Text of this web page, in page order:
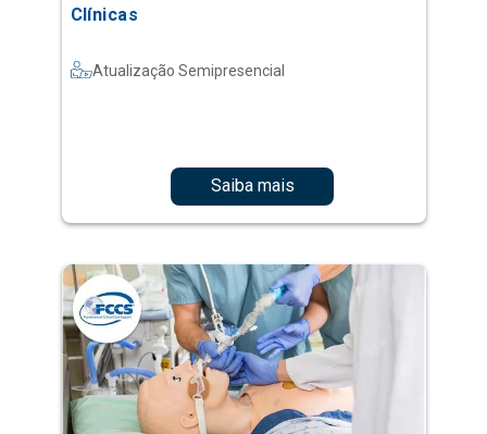
Clínicas
Atualização Semipresencial
Saiba mais